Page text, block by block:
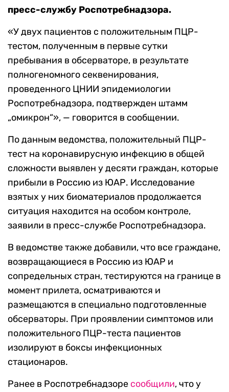
пресс-службу Роспотребнадзора.
«У двух пациентов с положительным ПЦР-
тестом, полученным в первые сутки
пребывания в обсерваторе, в результате
полногеномного секвенирования,
проведенного ЦНИИ эпидемиологии
Роспотребнадзора, подтвержден штамм
„омикрон“», — говорится в сообщении.
По данным ведомства, положительный ПЦР-
тест на коронавирусную инфекцию в общей
сложности выявлен у десяти граждан, которые
прибыли в Россию из ЮАР. Исследование
взятых у них биоматериалов продолжается
ситуация находится на особом контроле,
заявили в пресс-службе Роспотребнадзора.
В ведомстве также добавили, что все граждане,
возвращающиеся в Россию из ЮАР и
сопредельных стран, тестируются на границе в
момент прилета, осматриваются и
размещаются в специально подготовленные
обсерваторы. При проявлении симптомов или
положительного ПЦР-теста пациентов
изолируют в боксы инфекционных
стационаров.
Ранее в Роспотребнадзоре сообщили, что у